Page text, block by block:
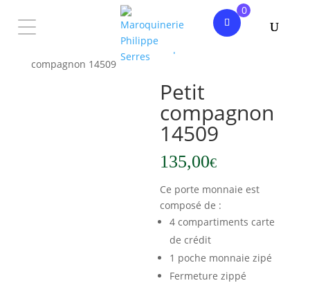
0
Petite Maroquinerie
compagnon 14509
Petit
compagnon
14509
135,00€
Ce porte monnaie est
composé de :
4 compartiments carte
de crédit
1 poche monnaie zipé
Fermeture zippé